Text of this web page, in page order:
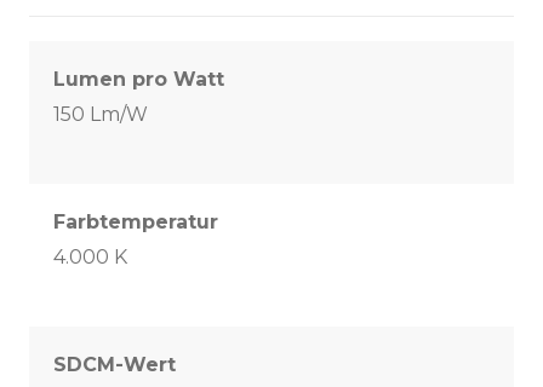
Lumen pro Watt
150 Lm/W
Farbtemperatur
4.000 K
SDCM-Wert